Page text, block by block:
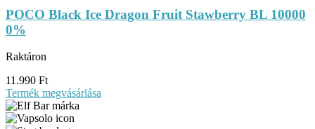
POCO Black Ice Dragon Fruit Stawberry BL 10000
0%
Raktáron
11.990 Ft
Termék megvásárlása